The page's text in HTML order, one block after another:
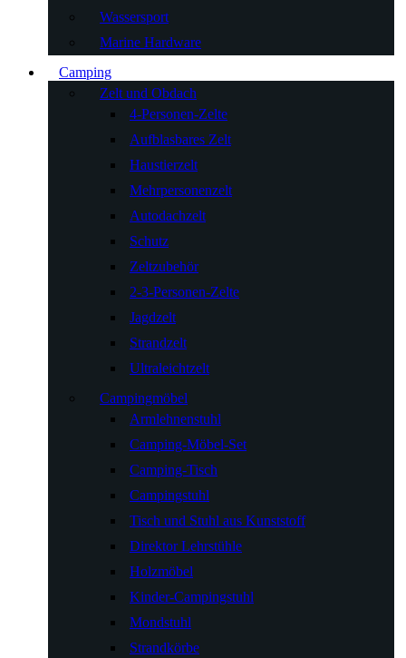
Wassersport
Marine Hardware
Camping
Zelt und Obdach
4-Personen-Zelte
Aufblasbares Zelt
Haustierzelt
Mehrpersonenzelt
Autodachzelt
Schutz
Zeltzubehör
2-3-Personen-Zelte
Jagdzelt
Strandzelt
Ultraleichtzelt
Campingmöbel
Armlehnenstuhl
Camping-Möbel-Set
Camping-Tisch
Campingstuhl
Tisch und Stuhl aus Kunststoff
Direktor Lehrstühle
Holzmöbel
Kinder-Campingstuhl
Mondstuhl
Strandkörbe